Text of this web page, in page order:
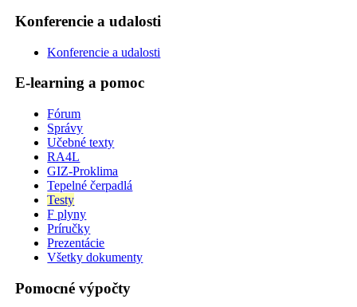
Konferencie a udalosti
Konferencie a udalosti
E-learning a pomoc
Fórum
Správy
Učebné texty
RA4L
GIZ-Proklima
Tepelné čerpadlá
Testy
F plyny
Príručky
Prezentácie
Všetky dokumenty
Pomocné výpočty